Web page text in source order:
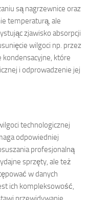
są nagrzewnice oraz
temperaturą, ale
zjawisko absorpcji
wilgoci np. przez
kondensacyjne, które
i odprowadzenie jej
technologicznej
odpowiedniej
profesjonalną
sprzęty, ale też
w danych
ich kompleksowość,